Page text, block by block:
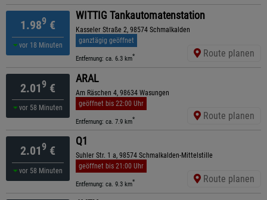
1.989 €
vor 18 Minuten
WITTIG Tankautomatenstation
Kasseler Straße 2, 98574 Schmalkalden
ganztägig geöffnet
Entfernung: ca. 6.3 km* Route planen
2.019 €
vor 58 Minuten
ARAL
Am Räschen 4, 98634 Wasungen
geöffnet bis 22:00 Uhr
Entfernung: ca. 7.9 km* Route planen
2.019 €
vor 58 Minuten
Q1
Suhler Str. 1 a, 98574 Schmalkalden-Mittelstille
geöffnet bis 21:00 Uhr
Entfernung: ca. 9.3 km* Route planen